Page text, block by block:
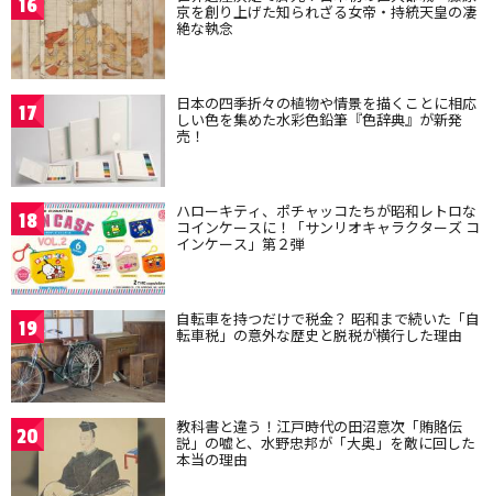
16 京を創り上げた知られざる女帝・持統天皇の凄
絶な執念
17 日本の四季折々の植物や情景を描くことに相応
しい色を集めた水彩色鉛筆『色辞典』が新発
売！
18 ハローキティ、ポチャッコたちが昭和レトロな
コインケースに！「サンリオキャラクターズ コ
インケース」第２弾
19 自転車を持つだけで税金？ 昭和まで続いた「自
転車税」の意外な歴史と脱税が横行した理由
20 教科書と違う！江戸時代の田沼意次「賄賂伝
説」の嘘と、水野忠邦が「大奥」を敵に回した
本当の理由